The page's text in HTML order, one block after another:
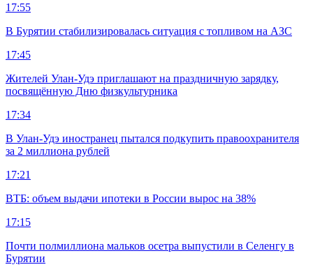
17:55
В Бурятии стабилизировалась ситуация с топливом на АЗС
17:45
Жителей Улан-Удэ приглашают на праздничную зарядку,
посвящённую Дню физкультурника
17:34
В Улан-Удэ иностранец пытался подкупить правоохранителя
за 2 миллиона рублей
17:21
ВТБ: объем выдачи ипотеки в России вырос на 38%
17:15
Почти полмиллиона мальков осетра выпустили в Селенгу в
Бурятии